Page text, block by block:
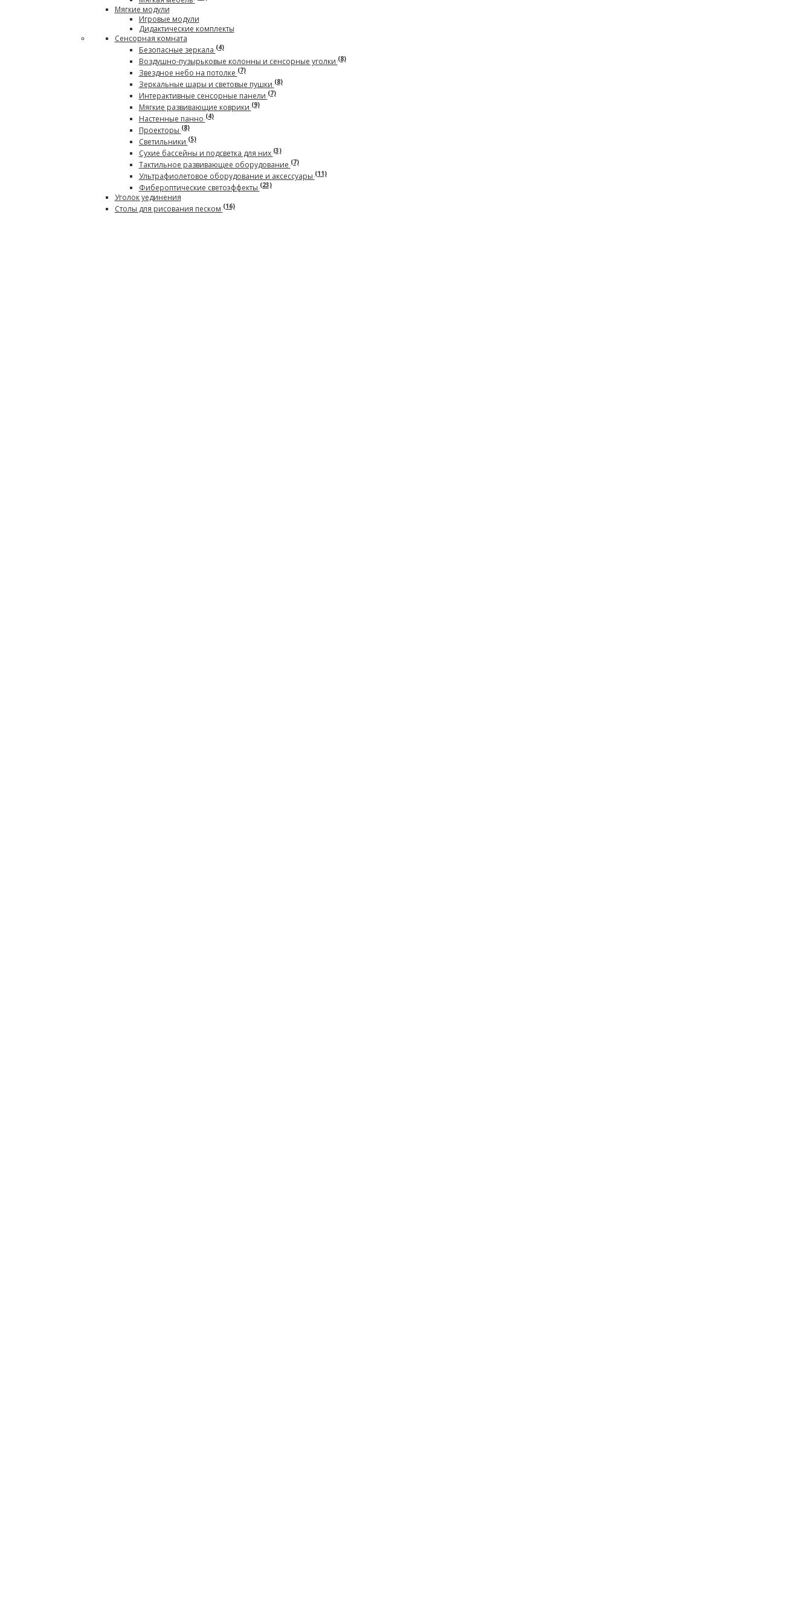
Мягкие модули
Игровые модули
Дидактические комплекты
Сенсорная комната
Безопасные зеркала(4)
Воздушно-пузырьковые колонны и сенсорные уголки(8)
Звездное небо на потолке(7)
Зеркальные шары и световые пушки(8)
Интерактивные сенсорные панели(7)
Мягкие развивающие коврики(9)
Настенные панно(4)
Проекторы(8)
Светильники(5)
Сухие бассейны и подсветка для них(3)
Тактильное развивающее оборудование(7)
Ультрафиолетовое оборудование и аксессуары(11)
Фибероптические светоэффекты(23)
Уголок уединения
Столы для рисования песком(16)